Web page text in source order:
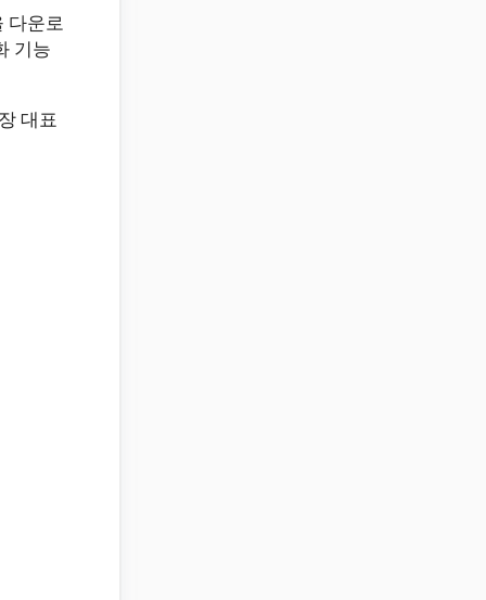
다운로
기능
대표